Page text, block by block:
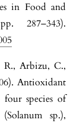
in Food and
287–343).
R., Arbizu, C.,
Antioxidant
four species of
sp.),